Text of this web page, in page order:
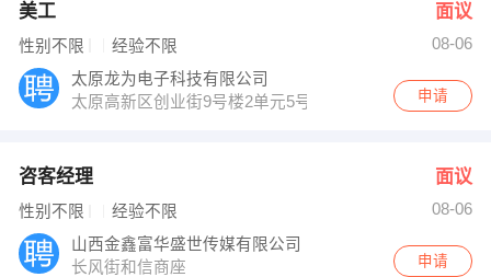
美工 面议
性别不限 经验不限
08-06
太原龙为电子科技有限公司
太原高新区创业街9号楼2单元5号
申请
咨客经理 面议
性别不限 经验不限
08-06
山西金鑫富华盛世传媒有限公司
长风街和信商座
申请